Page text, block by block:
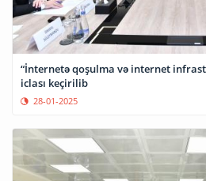
“İnternetə qoşulma və internet
iclası keçirilib
28-01-2025